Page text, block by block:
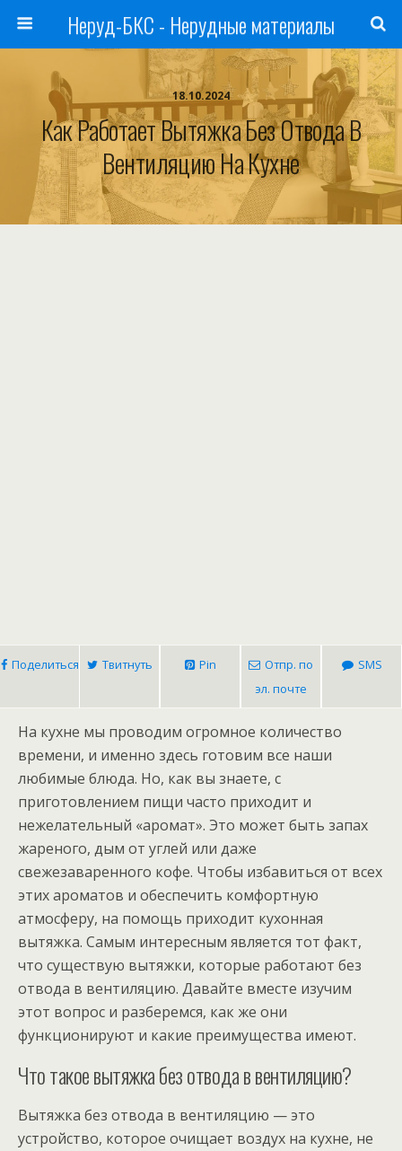
Неруд-БКС - Нерудные материалы
18.10.2024
Как Работает Вытяжка Без Отвода В
Вентиляцию На Кухне
Поделиться Твитнуть Pin
Отпр. по
эл. почте
SMS
На кухне мы проводим огромное количество
времени, и именно здесь готовим все наши
любимые блюда. Но, как вы знаете, с
приготовлением пищи часто приходит и
нежелательный «аромат». Это может быть запах
жареного, дым от углей или даже
свежезаваренного кофе. Чтобы избавиться от всех
этих ароматов и обеспечить комфортную
атмосферу, на помощь приходит кухонная
вытяжка. Самым интересным является тот факт,
что существую вытяжки, которые работают без
отвода в вентиляцию. Давайте вместе изучим
этот вопрос и разберемся, как же они
функционируют и какие преимущества имеют.
Что такое вытяжка без отвода в вентиляцию?
Вытяжка без отвода в вентиляцию — это
устройство, которое очищает воздух на кухне, не